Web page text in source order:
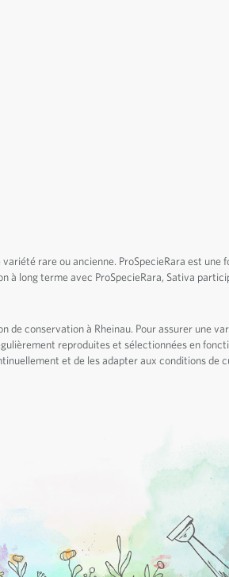
rare ou ancienne. ProSpecieRara est une
à long terme avec ProSpecieRara, Sativa
conservation à Rheinau. Pour assurer une
reproduites et sélectionnées en
et de les adapter aux conditions de